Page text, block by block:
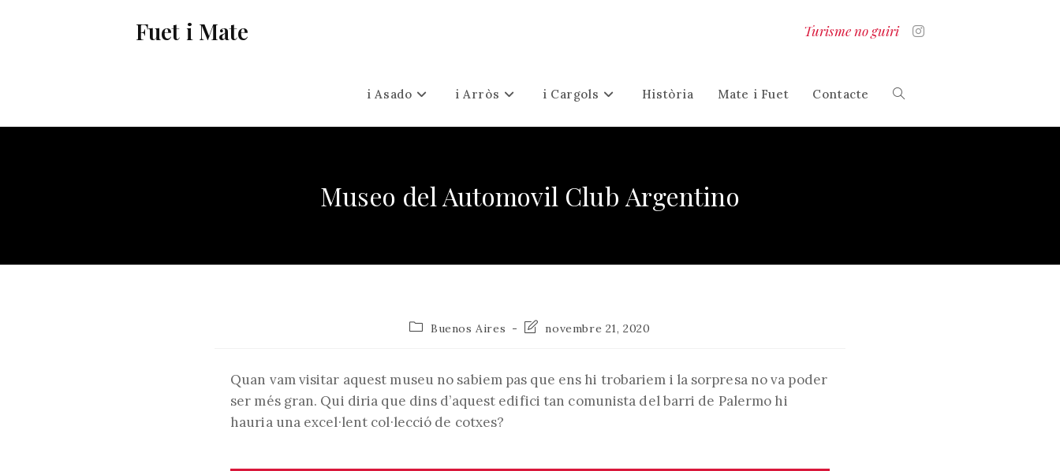
Fuet i Mate Turisme no guiri
i Asado i Arròs i Cargols Història Mate i Fuet Contacte Alterna
Museo del Automovil Club Argentino
Categoria
Buenos Aires
Últimanovembre 21, 2020
Quan vam visitar aquest museu no sabiem pas que ens hi trobariem i la sorpresa no va poder
ser més gran. Qui diria que dins d’aquest edifici tan comunista del barri de Palermo hi
hauria una excel·lent col·lecció de cotxes?